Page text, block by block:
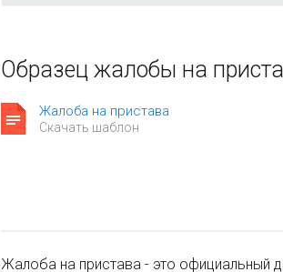
Образец жалобы на
Жалоба на пристава
Скачать шаблон
Жалоба на пристава - это официальный